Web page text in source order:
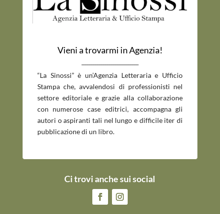
Vieni a trovarmi in Agenzia!
“La Sinossi” è un’Agenzia Letteraria e Ufficio
Stampa che, avvalendosi di professionisti nel
settore editoriale e grazie alla collaborazione
con numerose case editrici, accompagna gli
autori o aspiranti tali nel lungo e difficile iter di
pubblicazione di un libro.
Ci trovi anche sui social